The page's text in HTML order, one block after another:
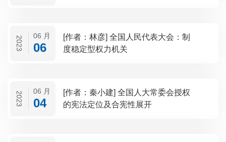
2023 06 月
06
[作者：林彦] 全国人民代表大会：制
度稳定型权力机关
2023 06 月
04
[作者：秦小建] 全国人大常委会授权
的宪法定位及合宪性展开